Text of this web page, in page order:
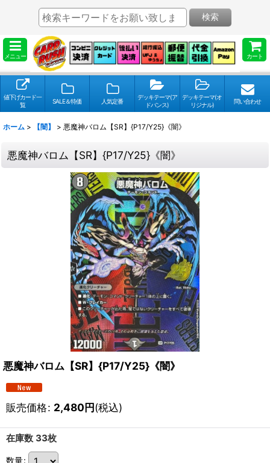
メニュー カート
検索
値下げカード一
覧
SALE＆特価 人気定番
デッキテーマ(ア
ドバンス)
デッキテーマ(オ
リジナル)
問い合わせ
ホーム > 【闇】 > 悪魔神バロム【SR】{P17/Y25}《闇》
悪魔神バロム【SR】{P17/Y25}《闇》
悪魔神バロム【SR】{P17/Y25}《闇》
販売価格: 2,480円(税込)
在庫数 33枚
数量: